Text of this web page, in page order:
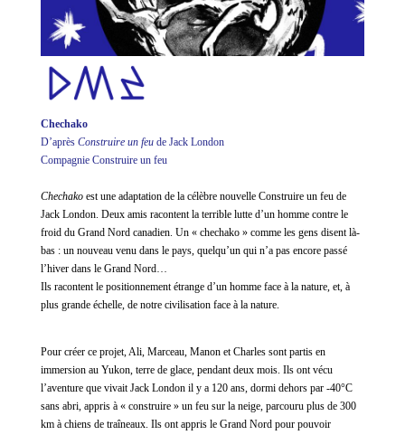
Chechako
D’après Construire un feude Jack London
Compagnie Construire un feu
Chechakoest une adaptation de la célèbre nouvelle Construire un feu de
Jack London. Deux amis racontent la terrible lutte d’un homme contre le
froid du Grand Nord canadien. Un « chechako » comme les gens disent là-
bas : un nouveau venu dans le pays, quelqu’un qui n’a pas encore passé
l’hiver dans le Grand Nord…
Ils racontent le positionnement étrange d’un homme face à la nature, et, à
plus grande échelle, de notre civilisation face à la nature.
Pour créer ce projet, Ali, Marceau, Manon et Charles sont partis en
immersion au Yukon, terre de glace, pendant deux mois. Ils ont vécu
l’aventure que vivait Jack London il y a 120 ans, dormi dehors par -40°C
sans abri, appris à « construire » un feu sur la neige, parcouru plus de 300
km à chiens de traîneaux. Ils ont appris le Grand Nord pour pouvoir